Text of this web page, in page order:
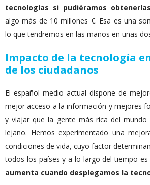
tecnologías si pudiéramos
algo más de 10 millones €. Esa es una
lo que tendremos en las manos en unas
Impacto de la tecnología
de los ciudadanos
El español medio actual dispone de
mejor acceso a la información y mejores
y viajar que la gente más rica del
lejano. Hemos experimentado una
condiciones de vida, cuyo factor
todos los países y a lo largo del tiempo es
aumenta cuando desplegamos la